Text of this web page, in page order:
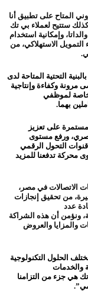
المتاح على تطبيق أنا
مليون مستخدم، وكذلك ستتيح لعملاء بي تك
وإمكانية استخدام
الاستهلاكي، من
.
التحتية المتاحة لدى
مرونة وكفاءة وإنتاجية
لموظفي
بهما.
مستمرة على تعزيز
ورفع مستوى
التحول الرقمي
محركة تدفعنا للمزيد
الاتصالات في مصر،
من تحقيق إنجازات
عدد
ونؤمن أن هذه الشراكة
والمزايا والعروض
الحلول التكنولوجية
والخدمات
هي جزء من التزامنا